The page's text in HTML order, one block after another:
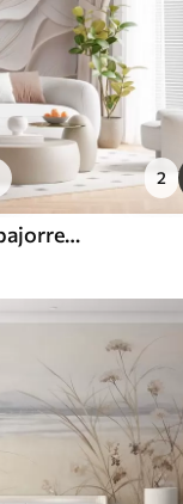
2
Delicado follaje en estilo de bajorrelieve